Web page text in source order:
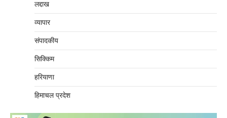
लद्दाख
व्यापार
संपादकीय
सिक्किम
हरियाणा
हिमाचल प्रदेश